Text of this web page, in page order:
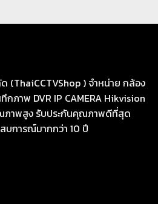
(ThaiCCTVShop ) จำหน่าย กล้อง
กภาพ DVR IP CAMERA Hikvision
ภาพสูง รับประกันคุณภาพดีที่สุด
บการณ์มากกว่า 10 ปี